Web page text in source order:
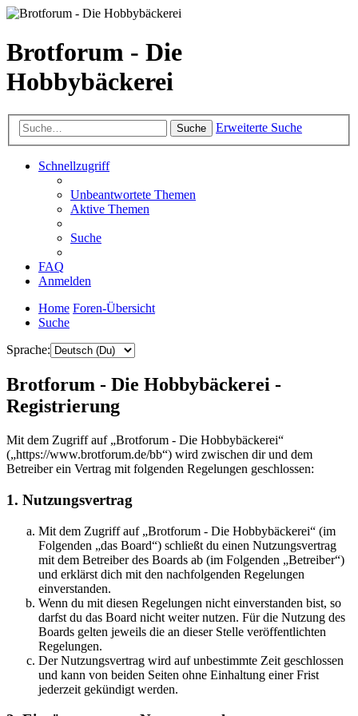
Brotforum - Die
Hobbybäckerei
Suche Erweiterte Suche
Schnellzugriff
Unbeantwortete Themen
Aktive Themen
Suche
FAQ
Anmelden
Home Foren-Übersicht
Suche
Sprache:
Brotforum - Die Hobbybäckerei -
Registrierung
Mit dem Zugriff auf „Brotforum - Die Hobbybäckerei“
(„https://www.brotforum.de/bb“) wird zwischen dir und dem
Betreiber ein Vertrag mit folgenden Regelungen geschlossen:
1. Nutzungsvertrag
Mit dem Zugriff auf „Brotforum - Die Hobbybäckerei“ (im
Folgenden „das Board“) schließt du einen Nutzungsvertrag
mit dem Betreiber des Boards ab (im Folgenden „Betreiber“)
und erklärst dich mit den nachfolgenden Regelungen
einverstanden.
Wenn du mit diesen Regelungen nicht einverstanden bist, so
darfst du das Board nicht weiter nutzen. Für die Nutzung des
Boards gelten jeweils die an dieser Stelle veröffentlichten
Regelungen.
Der Nutzungsvertrag wird auf unbestimmte Zeit geschlossen
und kann von beiden Seiten ohne Einhaltung einer Frist
jederzeit gekündigt werden.